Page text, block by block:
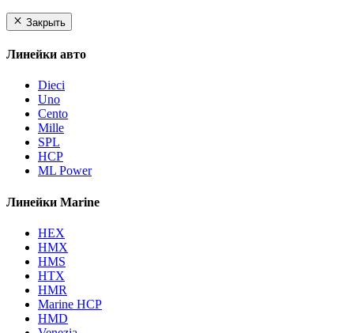
Закрыть
Линейки авто
Dieci
Uno
Cento
Mille
SPL
HCP
ML Power
Линейки Marine
HEX
HMX
HMS
HTX
HMR
Marine HCP
HMD